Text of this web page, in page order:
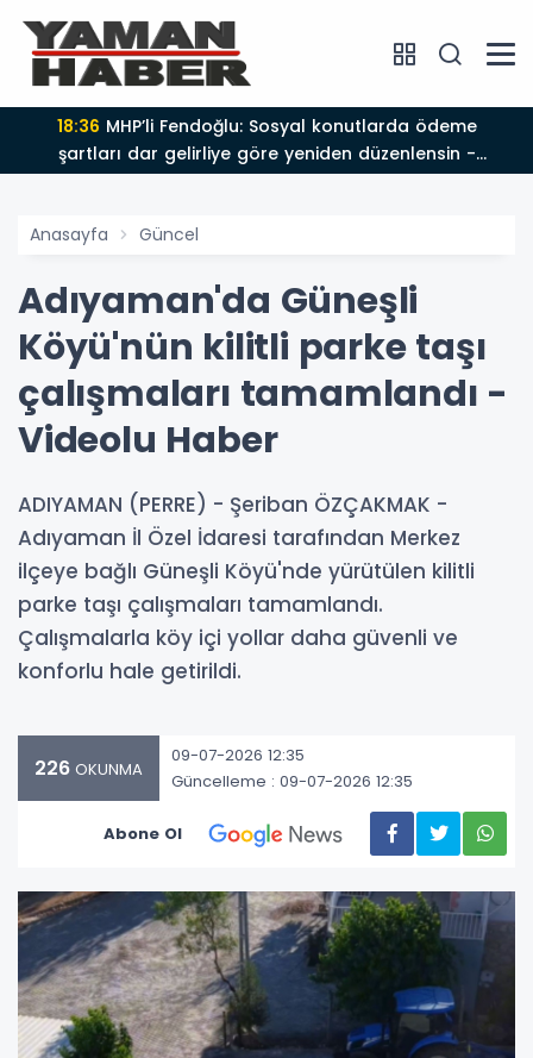
18:36
şartları dar gelirliye göre yeniden düzenlensin -
Videolu Haber
Anasayfa Güncel
Adıyaman'da Güneşli
Köyü'nün kilitli parke taşı
çalışmaları tamamlandı -
Videolu Haber
ADIYAMAN (PERRE) - Şeriban ÖZÇAKMAK -
Adıyaman İl Özel İdaresi tarafından Merkez
ilçeye bağlı Güneşli Köyü'nde yürütülen kilitli
parke taşı çalışmaları tamamlandı.
Çalışmalarla köy içi yollar daha güvenli ve
konforlu hale getirildi.
226 OKUNMA
09-07-2026 12:35
Güncelleme : 09-07-2026 12:35
Abone Ol